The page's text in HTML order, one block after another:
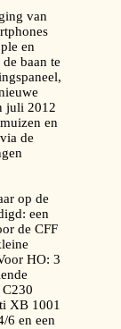
van
en
baan te
juli 2012
en
de
op de
een
de CFF
HO: 3
XB 1001
6 en een